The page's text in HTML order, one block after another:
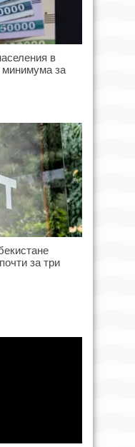
в
минимума за
за три